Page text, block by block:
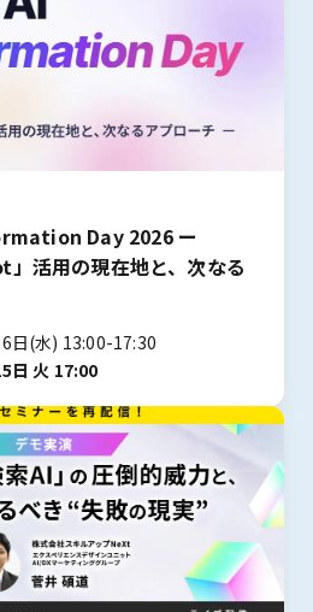
Day 2026 ー
活用の現在地と、次なる
日(水) 13:00-17:30
日 火 17:00